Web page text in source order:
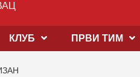
КЛУБ ПРВИ ТИМ